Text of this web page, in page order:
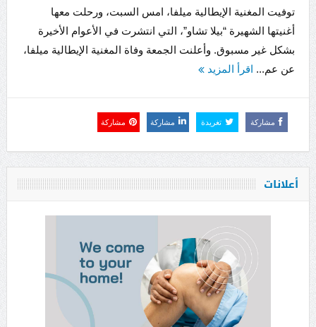
توفيت المغنية الإيطالية ميلفا، امس السبت، ورحلت معها
أغنيتها الشهيرة “بيلا تشاو”، التي انتشرت في الأعوام الأخيرة
بشكل غير مسبوق. وأعلنت الجمعة وفاة المغنية الإيطالية ميلفا،
عن عم... اقرأ المزيد
مشاركة تغريدة مشاركة مشاركة
أعلانات